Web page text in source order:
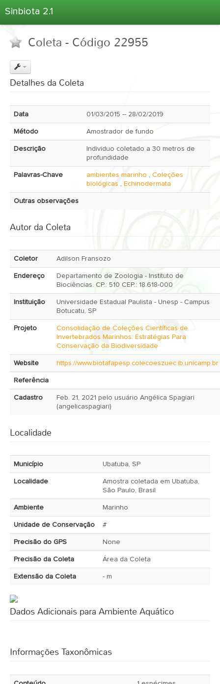
Sinbiota 2.1
Informações Ambientais
Coletas
Atlas 2.1
Estatísticas
Login
Coleta - Código 22955
Detalhes da Coleta
Data 01/03/2015 -- 28/02/2019
Método Amostrador de fundo
Descrição
Individuo coletado a 30 metros de
profundidade
Palavras-Chave ambientes marinho , Coleções
biológicas , Echinodermata
Outras observações
Autor da Coleta
Coletor Adilson Fransozo
Endereço
Departamento de Zoologia - Instituto de
Biociências. CP.: 510 CEP.: 18.618-000
Instituição
Universidade Estadual Paulista - Unesp - Campus
Botucatu, SP
Projeto
Consolidação de Coleções Científicas de
Invertebrados Marinhos: Estratégias Para
Conservação da Biodiversidade
Website https://www.biotafapesp.colecoeszuec.ib.unicamp.br
Referência
Cadastro
Feb. 21, 2021 pelo usuário Angélica Spagiari
(angelicaspagiari)
Localidade
Município Ubatuba, SP
Localidade
Amostra coletada em Ubatuba,
São Paulo, Brasil
Ambiente Marinho
Unidade de Conservação #
Precisão do GPS None
Precisão da Coleta Área da Coleta
Extensão da Coleta - m
Dados Adicionais para Ambiente Aquático
Informações Taxonômicas